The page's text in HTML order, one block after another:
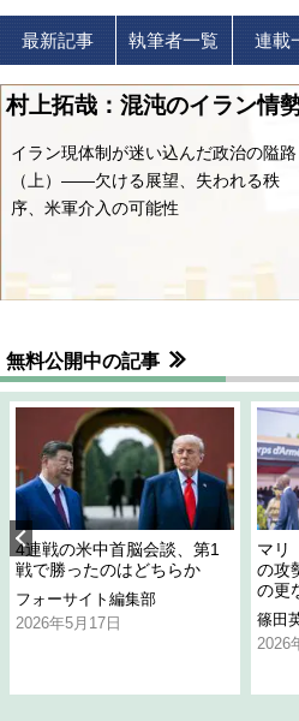
最新記事 執筆者一覧 連載
村上拓哉：混沌のイラン情
イラン現体制が迷い込んだ政治の隘路
（上）――欠ける展望、失われる秩
序、米軍介入の可能性
無料公開中の記事
4連戦の米中首脳会談、第1
戦で勝ったのはどちらか
フォーサイト編集部
2026年5月17日
マリ
の攻
の更
篠田
2026